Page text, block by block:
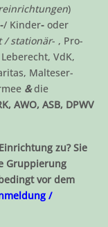
)
-/ Kinder- oder
/ stationär- , Pro-
VdK,
Malteser-
&die
AWO, ASB, DPWV
zu? Sie
Gruppierung
vor dem
/